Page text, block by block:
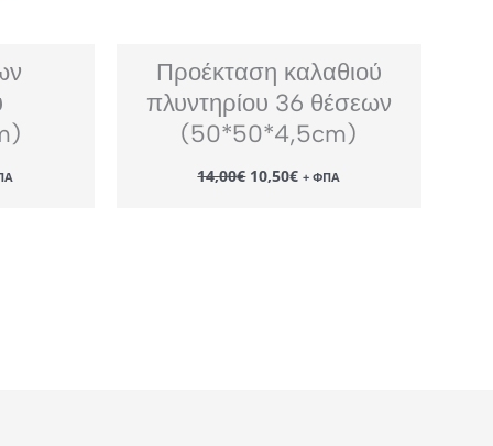
Προέκταση καλαθιού
πλυντηρίου 36 θέσεων
(50*50*4,5cm)
14,00€ Original
price
10,50€Η
τρέχουσα
+ ΦΠΑ